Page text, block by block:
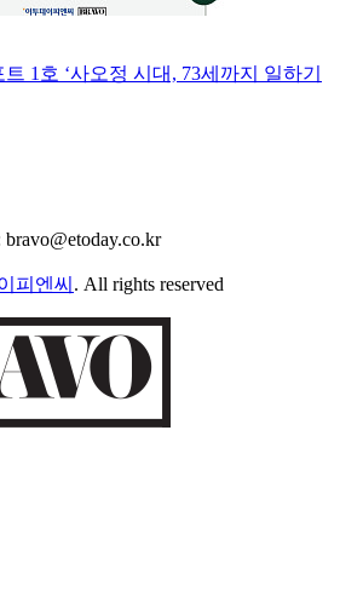
1호 ‘사오정 시대, 73세까지 일하기
피엔씨 . All rights reserved